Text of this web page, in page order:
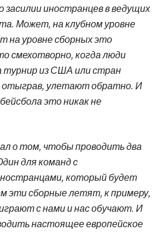
засилии иностранцев в ведущих
Может, на клубном уровне
на уровне сборных это
смехотворно, когда люди
из США или стран
отыграв, улетают обратно. И
это никак не
о том, чтобы проводить два
для команд с
который будет
эти сборные летят, к примеру,
с нами и нас обучают. И
настоящее европейское